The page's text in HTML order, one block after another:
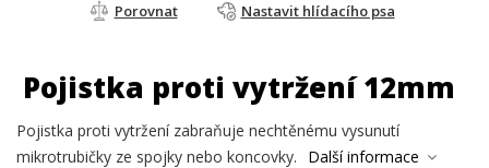
Porovnat Nastavit hlídacího psa
Pojistka proti vytržení 12mm
Pojistka proti vytržení zabraňuje nechtěnému vysunutí
mikrotrubičky ze spojky nebo koncovky.
Další informace